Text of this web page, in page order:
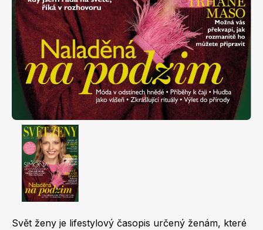
Svět ženy Marianne Venkov & styl
Naše krásná zahrada
Svět ženy je lifestylový časopis určený ženám, které